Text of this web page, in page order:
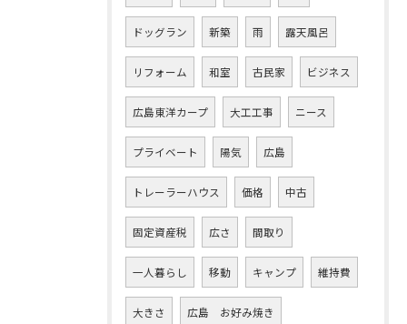
ドッグラン 新築 雨 露天風呂
リフォーム 和室 古民家 ビジネス
広島東洋カープ 大工工事 ニース
プライベート 陽気 広島
トレーラーハウス 価格 中古
固定資産税 広さ 間取り
一人暮らし 移動 キャンプ 維持費
大きさ 広島 お好み焼き